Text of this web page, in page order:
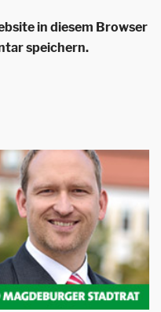
in diesem Browser
speichern.